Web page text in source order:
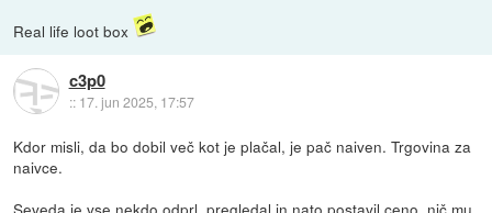
Real life loot box
c3p0
:: 17. jun 2025, 17:57
Kdor misli, da bo dobil več kot je plačal, je pač naiven. Trgovina za
naivce.
Seveda je vse nekdo odprl, pregledal in nato postavil ceno, nič mu